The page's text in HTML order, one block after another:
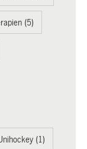
(5)
(1)